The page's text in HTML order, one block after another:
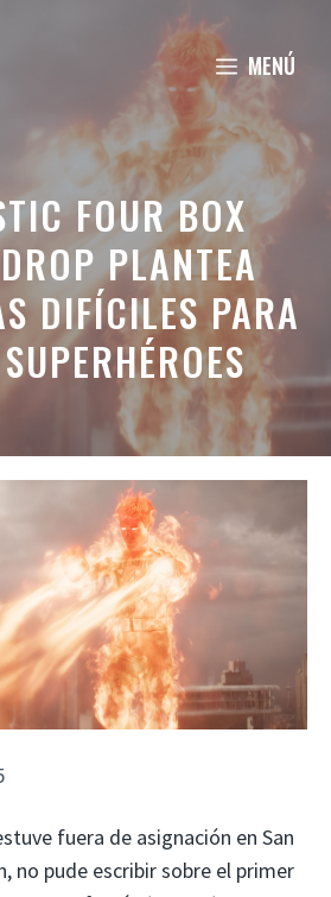
MENÚ
FOUR BOX
PLANTEA
DIFÍCILES PARA
fuera de asignación en San
no pude escribir sobre el primer